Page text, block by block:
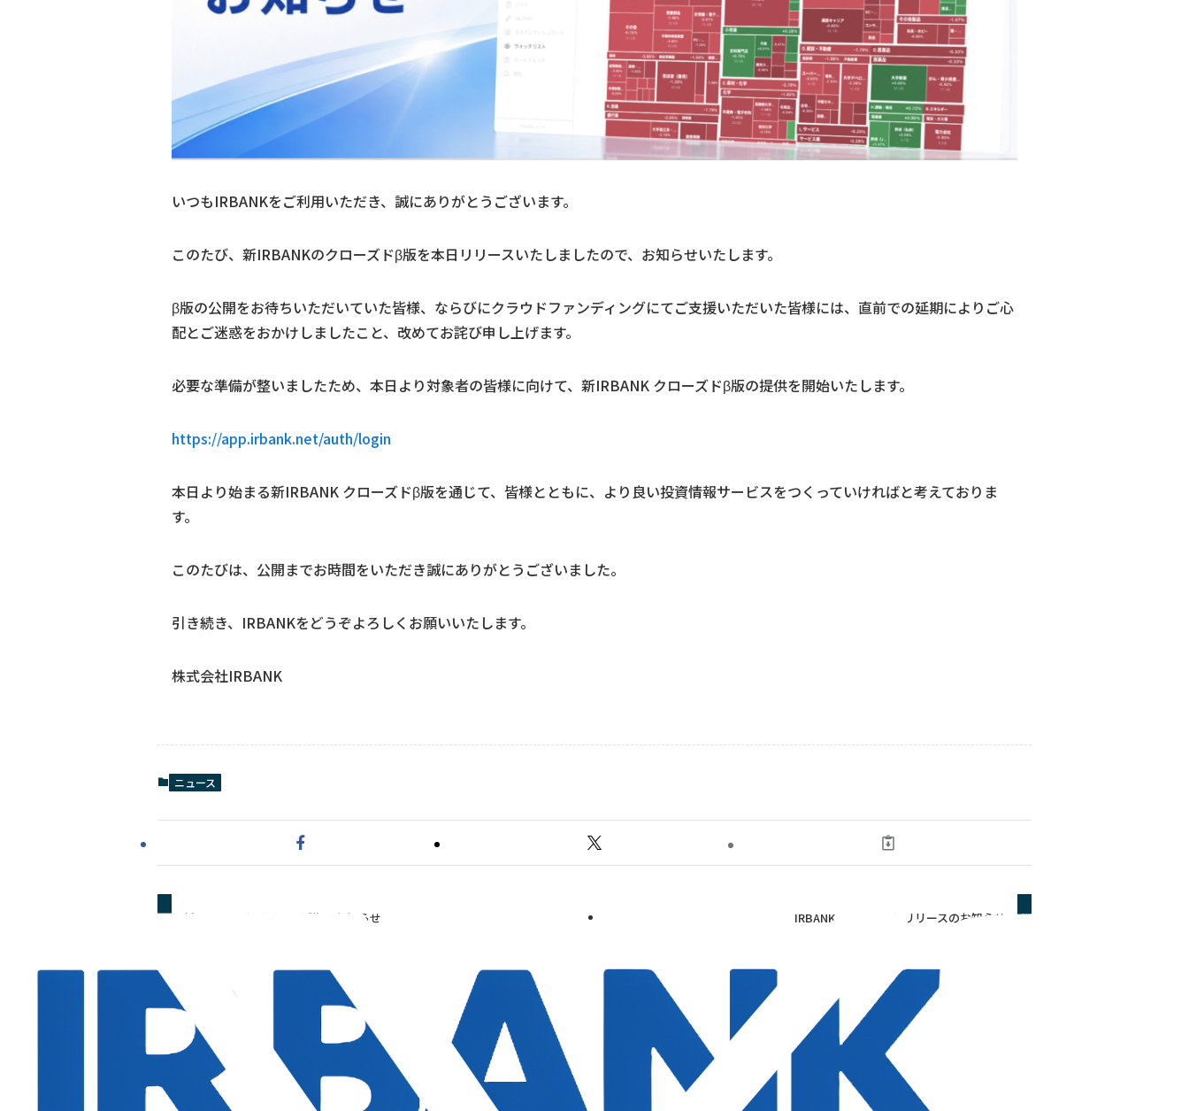
いつもIRBANKをご利用いただき、誠にありがとうございます。
このたび、新IRBANKのクローズドβ版を本日リリースいたしましたので、お知らせいたします。
β版の公開をお待ちいただいていた皆様、ならびにクラウドファンディングにてご支援いただいた皆様には、直前での延期によりご心
配とご迷惑をおかけしましたこと、改めてお詫び申し上げます。
必要な準備が整いましたため、本日より対象者の皆様に向けて、新IRBANK クローズドβ版の提供を開始いたします。
https://app.irbank.net/auth/login
本日より始まる新IRBANK クローズドβ版を通じて、皆様とともに、より良い投資情報サービスをつくっていければと考えておりま
す。
このたびは、公開までお時間をいただき誠にありがとうございました。
引き続き、IRBANKをどうぞよろしくお願いいたします。
株式会社IRBANK
ニュース
新IRBANK β版リリース延期のお知らせ IRBANK Connectβ版リリースのお知らせ